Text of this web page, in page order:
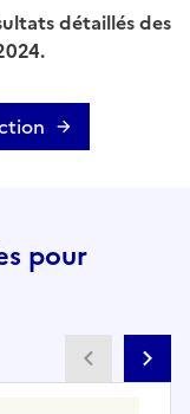
détaillés des
pour